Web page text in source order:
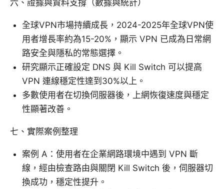
六、證據與資料支撐（數據與統計）
全球VPN市場持續成長，2024-2025年全球VPN使
用者增長率約為15-20%，顯示 VPN 已成為日常網
路安全與隱私的常態選擇。
研究顯示正確設定 DNS 與 Kill Switch 可以提高
VPN 連線穩定性達到30%以上。
多數使用者在切換伺服器後，上網恢復速度與穩定
性顯著改善。
七、實際案例整理
案例 A：使用者在企業網路環境中遇到 VPN 斷
線，經由檢查路由與關閉 Kill Switch 後，伺服器切
換成功，穩定性提升。